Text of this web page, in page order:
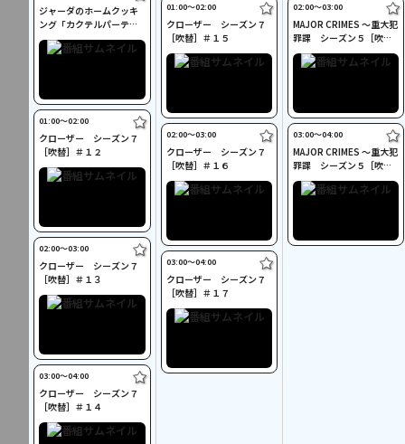
ジャーダのホームクッキ
ング「カクテルパーティ
ー」［吹替］
01:00〜02:00
クローザー シーズン７
［吹替］＃１２
02:00〜03:00
クローザー シーズン７
［吹替］＃１３
03:00〜04:00
クローザー シーズン７
［吹替］＃１４
01:00〜02:00
クローザー シーズン７
［吹替］＃１５
02:00〜03:00
クローザー シーズン７
［吹替］＃１６
03:00〜04:00
クローザー シーズン７
［吹替］＃１７
02:00〜03:00
MAJOR CRIMES ～重大犯
罪課 シーズン５［吹
替］＃５
03:00〜04:00
MAJOR CRIMES ～重大犯
罪課 シーズン５［吹
替］＃６